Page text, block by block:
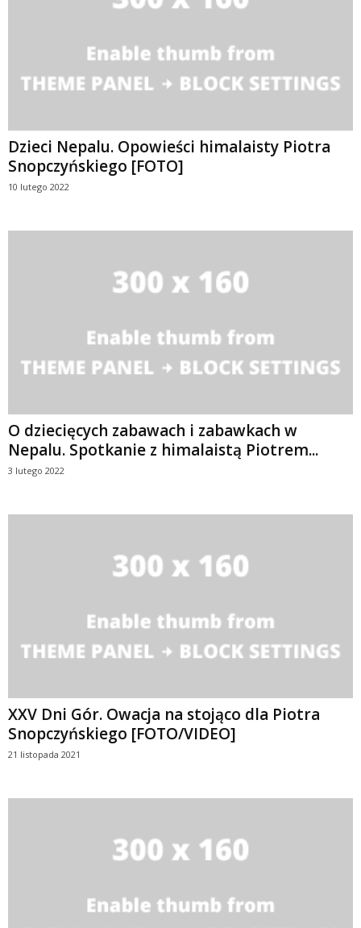
Dzieci Nepalu. Opowieści himalaisty Piotra
Snopczyńskiego [FOTO]
10 lutego 2022
O dziecięcych zabawach i zabawkach w
Nepalu. Spotkanie z himalaistą Piotrem...
3 lutego 2022
XXV Dni Gór. Owacja na stojąco dla Piotra
Snopczyńskiego [FOTO/VIDEO]
21 listopada 2021